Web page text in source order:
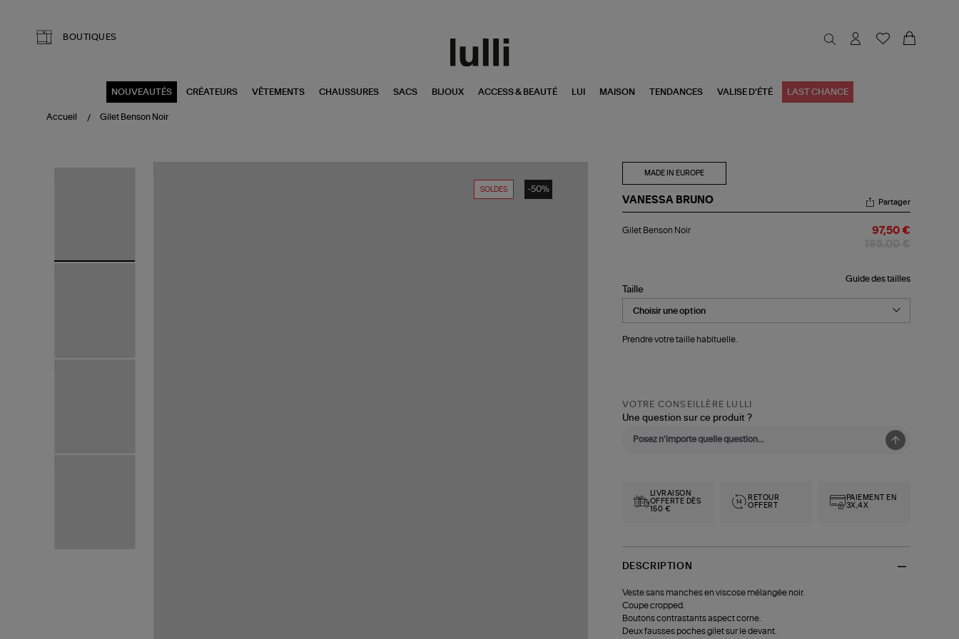
BOUTIQUES
NOUVEAUTÉS CRÉATEURS VÊTEMENTS CHAUSSURES SACS BIJOUX ACCESS & BEAUTÉ LUI MAISON TENDANCES VALISE D'ÉTÉ LAST CHANCE
Accueil Gilet Benson Noir
SOLDES -50%
MADE IN EUROPE
VANESSA BRUNO
Benson
Partager
Gilet Benson Noir 97,50 €
Guide des tailles
Taille
Prendre votre taille habituelle.
VOTRE CONSEILLÈRE LULLI
Une question sur ce produit ?
LIVRAISON
OFFERTE DÈS
150 €
RETOUR
OFFERT
PAIEMENT EN
3X,4X
DESCRIPTION
Veste sans manches en viscose mélangée noir.
Coupe cropped.
Boutons contrastants aspect corne.
Deux fausses poches gilet sur le devant.